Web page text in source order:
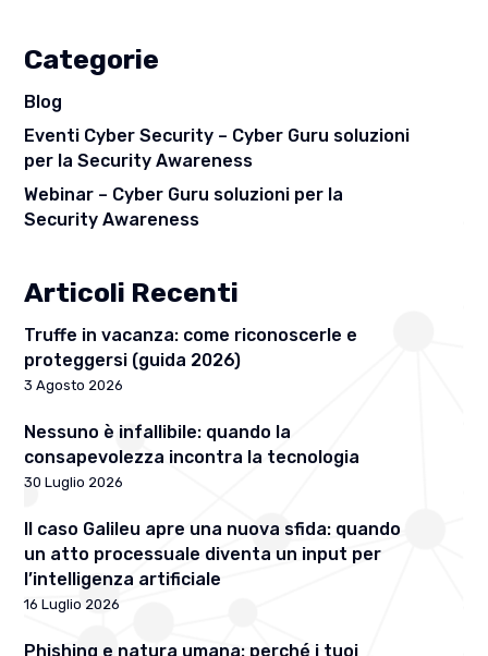
Categorie
Blog
Eventi Cyber Security – Cyber Guru soluzioni
per la Security Awareness
Webinar – Cyber Guru soluzioni per la
Security Awareness
Articoli Recenti
Truffe in vacanza: come riconoscerle e
proteggersi (guida 2026)
3 Agosto 2026
Nessuno è infallibile: quando la
consapevolezza incontra la tecnologia
30 Luglio 2026
Il caso Galileu apre una nuova sfida: quando
un atto processuale diventa un input per
l’intelligenza artificiale
16 Luglio 2026
Phishing e natura umana: perché i tuoi